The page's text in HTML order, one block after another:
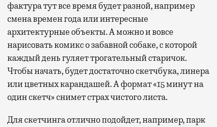
фактура тут все время будет разной, например
смена времен года или интересные
архитектурные объекты. А можно и вовсе
нарисовать комикс о забавной собаке, с которой
каждый день гуляет трогательный старичок.
Чтобы начать, будет достаточно скетчбука, линера
или цветных карандашей. А формат «15 минут на
один скетч» снимет страх чистого листа.
Для скетчинга отлично подойдет, например, парк